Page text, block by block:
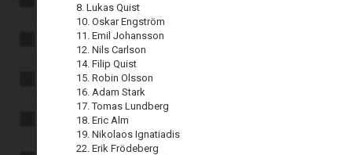
8. Lukas Quist
10. Oskar Engström
11. Emil Johansson
12. Nils Carlson
14. Filip Quist
15. Robin Olsson
16. Adam Stark
17. Tomas Lundberg
18. Eric Alm
19. Nikolaos Ignatiadis
22. Erik Frödeberg